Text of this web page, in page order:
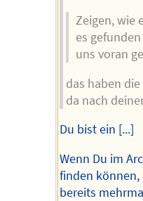
Zeigen, wie
es
uns voran
das haben
da nach
Du bist ein [...]
Wenn Du im
finden können,
bereits